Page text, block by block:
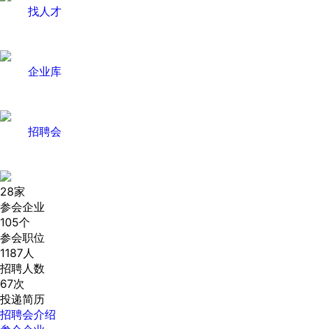
找人才
企业库
招聘会
28家
参会企业
105个
参会职位
1187人
招聘人数
67次
投递简历
招聘会介绍